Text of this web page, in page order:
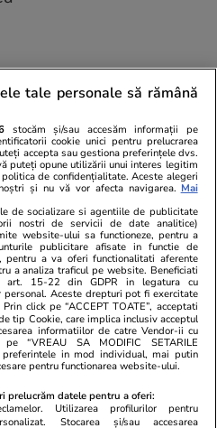
situație în acest
Băsescu: ”Ilie
Unica.ro
Nu și ei! S-au
căsnicie! Cei doi
secret. Nimeni
motiv al
tale personale să rămână
stocăm și/sau accesăm informații pe
cookie unici pentru prelucrarea
accepta sau gestiona preferințele dvs.
puteți opune utilizării unui interes legitim
de confidențialitate. Aceste alegeri
și nu vă vor afecta navigarea. Mai
de socializare si agentiile de publicitate
nostri de servicii de date analitice)
website-ului sa functioneze, pentru a
publicitare afisate in functie de
pentru a va oferi functionalitati aferente
a analiza traficul pe website. Beneficiati
art. 15-22 din GDPR in legatura cu
personal. Aceste drepturi pot fi exercitate
Prin click pe “ACCEPT TOATE”, acceptati
tip Cookie, care implica inclusiv acceptul
informatiilor de catre Vendor-ii cu
“VREAU SA MODIFIC SETARILE
preferintele in mod individual, mai putin
pentru functionarea website-ului.
prelucrăm datele pentru a oferi:
Utilizarea profilurilor pentru
Stocarea și/sau accesarea